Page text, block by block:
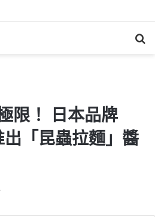
限！ 日本品牌
「昆蟲拉麵」醬